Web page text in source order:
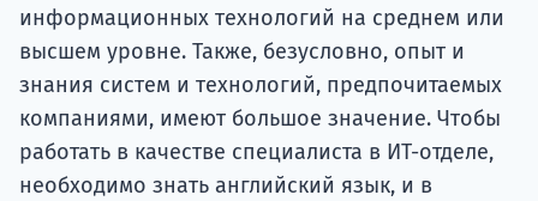
информационных технологий на среднем или
высшем уровне. Также, безусловно, опыт и
знания систем и технологий, предпочитаемых
компаниями, имеют большое значение. Чтобы
работать в качестве специалиста в ИТ-отделе,
необходимо знать английский язык, и в